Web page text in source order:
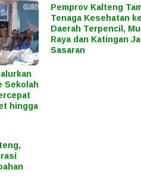
Sekolah
hingga
Pemprov Kalteng
Tenaga Kesehatan ke
Daerah Terpencil,
Raya dan Katingan
Sasaran